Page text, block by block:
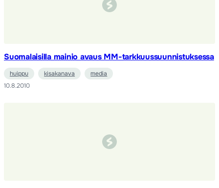
Suomalaisilla mainio avaus MM-tarkkuussuunnistuksessa
huippu kisakanava
media
10.8.2010